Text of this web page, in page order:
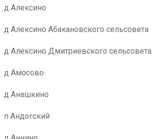
д Алексино
д Алексино Абакановского сельсовета
д Алексино Дмитриевского сельсовета
д Амосово
д Анашкино
п Андогский